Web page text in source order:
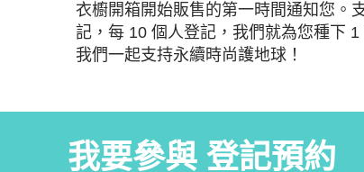
衣櫥開箱開始販售的第一時間通知您。
記，每 10 個人登記，我們就為您種下
我們一起支持永續時尚護地球！
我要參與 登記預約